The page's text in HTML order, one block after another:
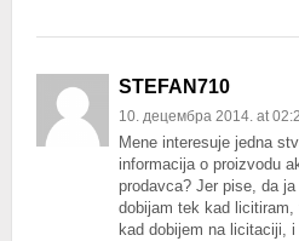
STEFAN710
10. децембра 2014. at
Mene interesuje jedna
informacija o proizvodu
prodavca? Jer pise, da
dobijam tek kad
kad dobijem na licitaciji,